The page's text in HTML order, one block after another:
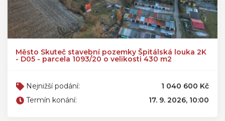
Město Skuteč stavební pozemky Špitálská louka 2K
- D05 - parcela 1093/20 o velikosti 430 m2
Nejnižší podání:
1 040 600 Kč
Termín konání:
17. 9. 2026, 10:00